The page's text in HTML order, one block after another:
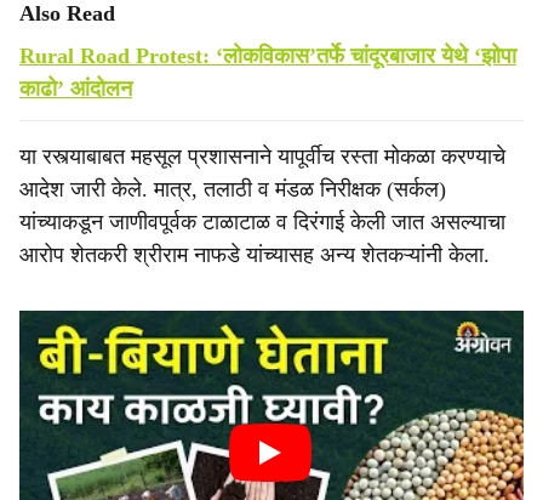
Also Read
Rural Road Protest: ‘लोकविकास’तर्फे चांदूरबाजार येथे ‘झोपा
काढो’ आंदोलन
या रस्त्याबाबत महसूल प्रशासनाने यापूर्वीच रस्ता मोकळा करण्याचे
आदेश जारी केले. मात्र, तलाठी व मंडळ निरीक्षक (सर्कल)
यांच्याकडून जाणीवपूर्वक टाळाटाळ व दिरंगाई केली जात असल्याचा
आरोप शेतकरी श्रीराम नाफडे यांच्यासह अन्य शेतकऱ्यांनी केला.